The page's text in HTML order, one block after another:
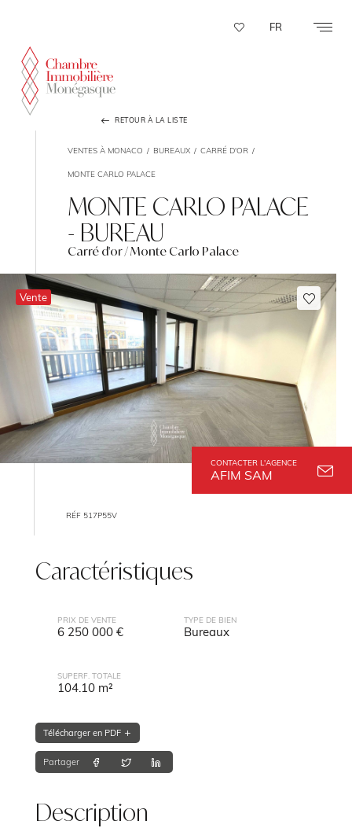
FR
RETOUR À LA LISTE
VENTES À MONACO BUREAUX CARRÉ D'OR
MONTE CARLO PALACE
MONTE CARLO PALACE
- BUREAU
Carré d'or / Monte Carlo Palace
CONTACTER L'AGENCE
AFIM SAM
Vente
RÉF 517P55V
Caractéristiques
PRIX DE VENTE
6 250 000 €
TYPE DE BIEN
Bureaux
SUPERF. TOTALE
104.10 m²
Télécharger en PDF
Partager
Description